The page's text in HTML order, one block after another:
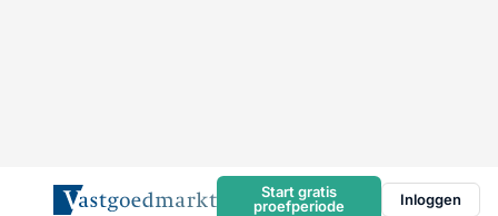
Start gratis
proefperiode
Inloggen